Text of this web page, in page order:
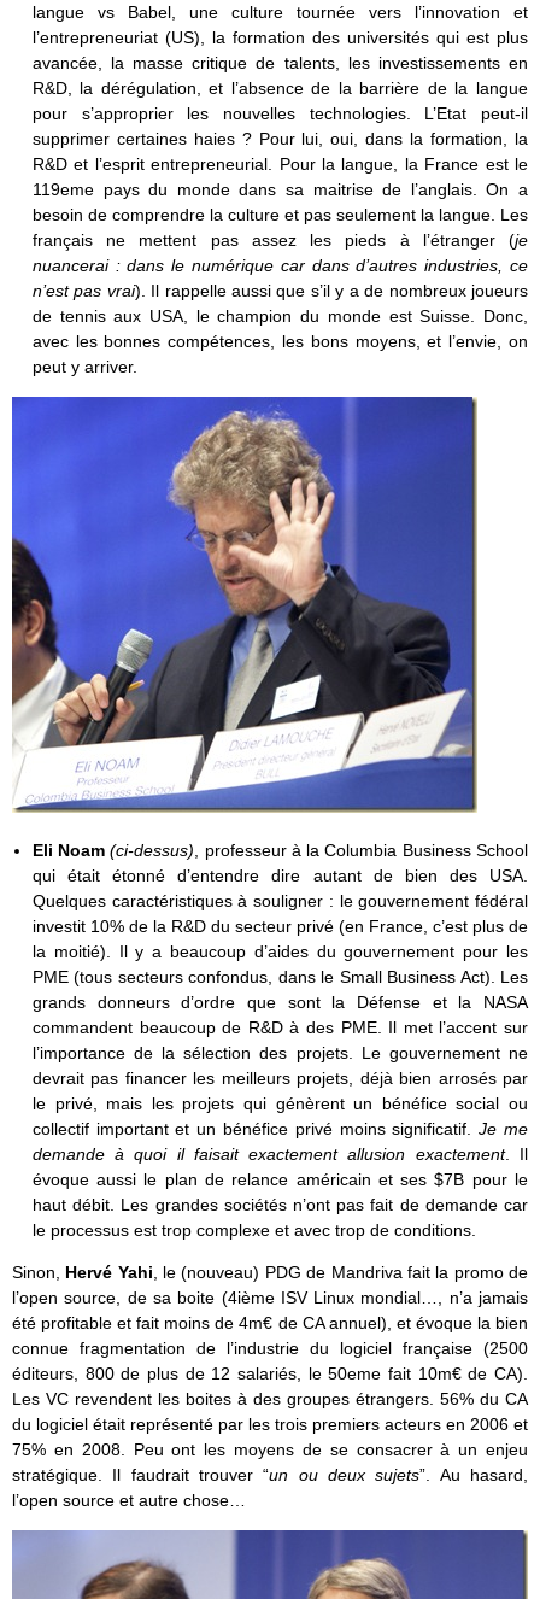
langue vs Babel, une culture tournée vers l’innovation et
l’entrepreneuriat (US), la formation des universités qui est plus
avancée, la masse critique de talents, les investissements en
R&D, la dérégulation, et l’absence de la barrière de la langue
pour s’approprier les nouvelles technologies. L’Etat peut-il
supprimer certaines haies ? Pour lui, oui, dans la formation, la
R&D et l’esprit entrepreneurial. Pour la langue, la France est le
119eme pays du monde dans sa maitrise de l’anglais. On a
besoin de comprendre la culture et pas seulement la langue. Les
français ne mettent pas assez les pieds à l’étranger (je
nuancerai : dans le numérique car dans d’autres industries, ce
n’est pas vrai). Il rappelle aussi que s’il y a de nombreux joueurs
de tennis aux USA, le champion du monde est Suisse. Donc,
avec les bonnes compétences, les bons moyens, et l’envie, on
peut y arriver.
Eli Noam(ci-dessus) , professeur à la Columbia Business School
qui était étonné d’entendre dire autant de bien des USA.
Quelques caractéristiques à souligner : le gouvernement fédéral
investit 10% de la R&D du secteur privé (en France, c’est plus de
la moitié). Il y a beaucoup d’aides du gouvernement pour les
PME (tous secteurs confondus, dans le Small Business Act). Les
grands donneurs d’ordre que sont la Défense et la NASA
commandent beaucoup de R&D à des PME. Il met l’accent sur
l’importance de la sélection des projets. Le gouvernement ne
devrait pas financer les meilleurs projets, déjà bien arrosés par
le privé, mais les projets qui génèrent un bénéfice social ou
collectif important et un bénéfice privé moins significatif.Je me
demande à quoi il faisait exactement allusion exactement. Il
évoque aussi le plan de relance américain et ses $7B pour le
haut débit. Les grandes sociétés n’ont pas fait de demande car
le processus est trop complexe et avec trop de conditions.
Sinon, Hervé Yahi , le (nouveau) PDG de Mandriva fait la promo de
l’open source, de sa boite (4ième ISV Linux mondial…, n’a jamais
été profitable et fait moins de 4m€ de CA annuel), et évoque la bien
connue fragmentation de l’industrie du logiciel française (2500
éditeurs, 800 de plus de 12 salariés, le 50eme fait 10m€ de CA).
Les VC revendent les boites à des groupes étrangers. 56% du CA
du logiciel était représenté par les trois premiers acteurs en 2006 et
75% en 2008. Peu ont les moyens de se consacrer à un enjeu
stratégique. Il faudrait trouver “un ou deux sujets”. Au hasard,
l’open source et autre chose…